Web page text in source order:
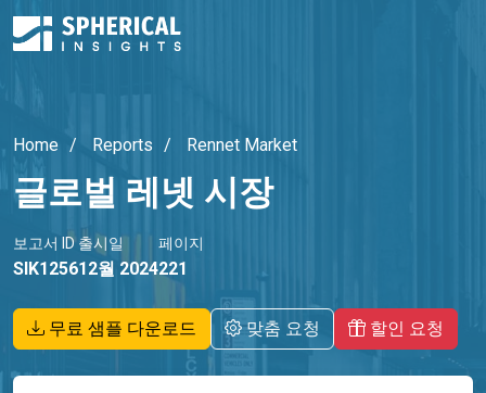
Home Reports Rennet Market
글로벌 레넷 시장
보고서 ID
SIK1256
출시일
12월 2024
페이지
221
무료 샘플 다운로드 맞춤 요청 할인 요청